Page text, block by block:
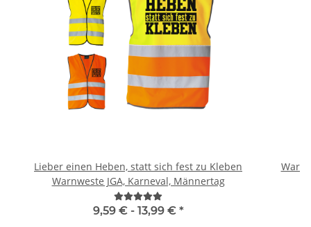
Lieber einen Heben, statt sich fest zu Kleben
Warnweste JGA, Karneval, Männertag
9,59 € - 13,99 € *